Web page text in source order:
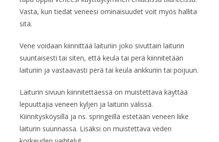
Vasta, kun tiedät veneesi ominaisuudet voit myös hallita
sitä.
Vene voidaan kiinnittää laituriin joko sivuttain laiturin
suuntaisesti tai siten, että keula tai perä kiinnitetään
laituriin ja vastaavasti perä tai keula ankkuriin tai poijuun.
Laiturin sivuun kiinnitettäessä on muistettava käyttää
lepuuttajia veneen kyljen ja laiturin välissä.
Kiinnitysköysillä ja ns. springeillä estetään veneen liike
laiturin suunnassa. Lisäksi on muistettava veden